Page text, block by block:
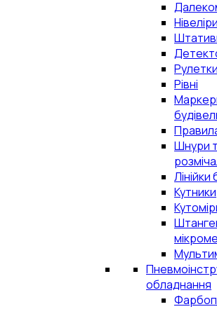
Рулетки
Рівні
Шнури
Лінійки
Кутники
обладнання